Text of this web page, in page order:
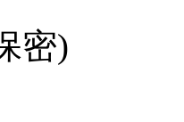
密)